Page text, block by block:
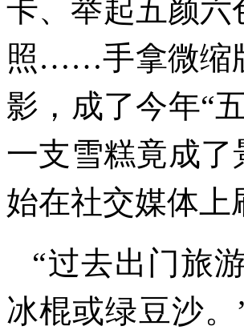
卡、举起五颜
照……手拿微缩
影，成了今年“
一支雪糕竟成了
始在社交媒体上
“过去出门旅
冰棍或绿豆沙